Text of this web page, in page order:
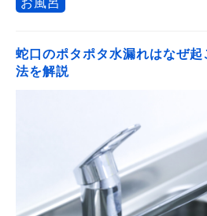
蛇口のポタポタ水漏れはなぜ
法を解説